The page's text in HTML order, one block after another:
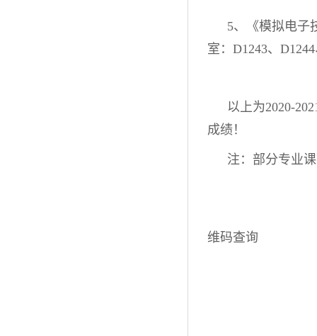
5、《模拟电子
室：D1243、
以上为2020-
成绩！
注：部分专业
维码查询